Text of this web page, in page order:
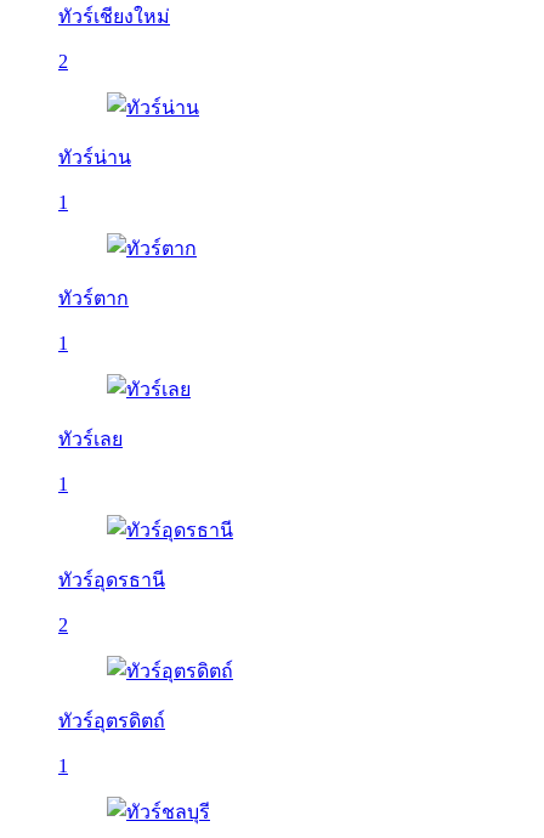
ทัวร์เชียงใหม่
2
ทัวร์น่าน
1
ทัวร์ตาก
1
ทัวร์เลย
1
ทัวร์อุดรธานี
2
ทัวร์อุตรดิตถ์
1